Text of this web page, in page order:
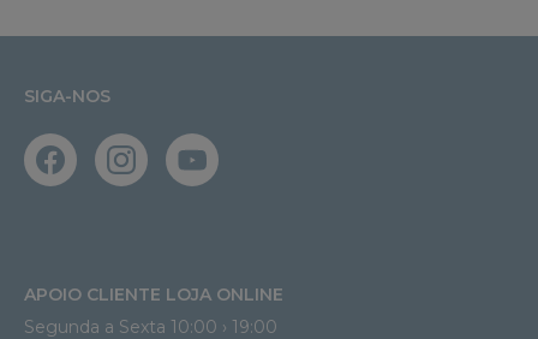
SIGA-NOS
APOIO CLIENTE LOJA ONLINE
Segunda a Sexta 10:00 › 19:00